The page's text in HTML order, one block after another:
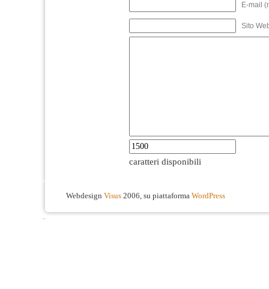
E-mail
Sito
caratteri disponibili
Webdesign Visus 2006, su piattaforma WordPress